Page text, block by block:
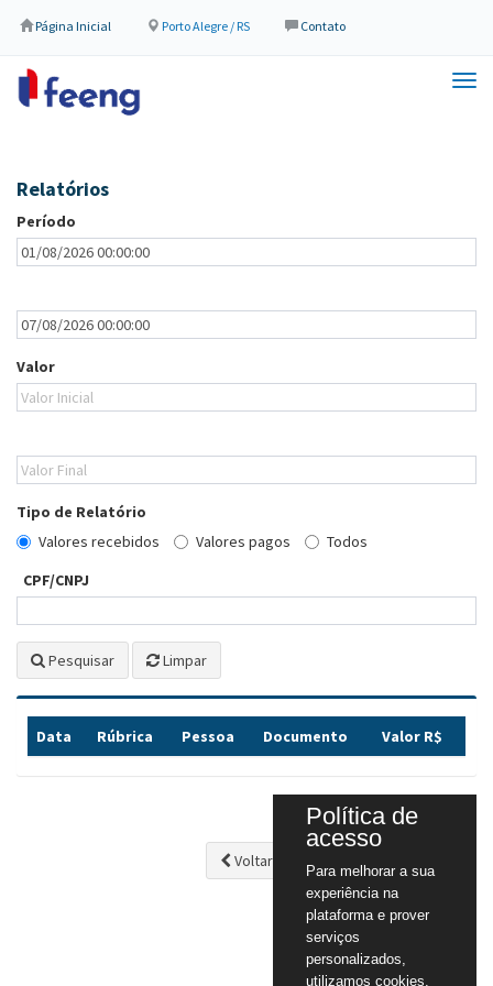
Página Inicial Porto Alegre / RS Contato
Relatórios
Período
Valor
Tipo de Relatório
Valores recebidos
Valores pagos
Todos
CPF/CNPJ
Pesquisar Limpar
Data Rúbrica Pessoa Documento Valor R$
Voltar
Política de
acesso
Para melhorar a sua
experiência na
plataforma e prover
serviços
personalizados,
utilizamos cookies.